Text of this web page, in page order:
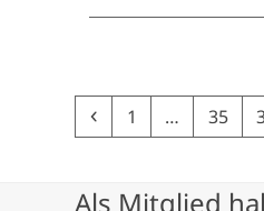
Previous
Page
1 … Page
35
Als Mitglied